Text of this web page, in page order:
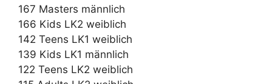
167 Masters männlich
166 Kids LK2 weiblich
142 Teens LK1 weiblich
139 Kids LK1 männlich
122 Teens LK2 weiblich